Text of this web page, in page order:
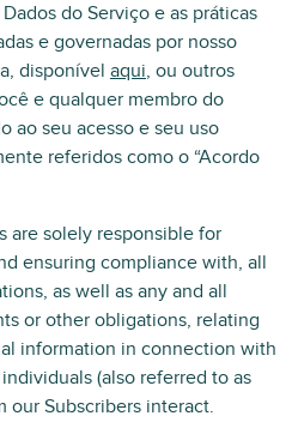
do Serviço e as práticas
e governadas por nosso
disponível aqui, ou outros
e qualquer membro do
ao seu acesso e seu uso
referidos como o “Acordo
are solely responsible for
ensuring compliance with, all
as well as any and all
or other obligations, relating
information in connection with
(also referred to as
our Subscribers interact.